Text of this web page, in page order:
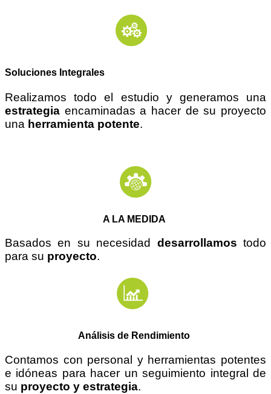
Soluciones Integrales
Realizamos todo el estudio y generamos una
estrategia encaminadas a hacer de su proyecto
una herramienta potente.
A LA MEDIDA
Basados en su necesidad desarrollamos todo
para su proyecto.
Análisis de Rendimiento
Contamos con personal y herramientas potentes
e idóneas para hacer un seguimiento integral de
su proyecto y estrategia.